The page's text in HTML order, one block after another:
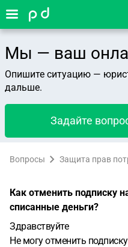
Мы — ваш
Опишите ситуацию —
дальше.
Задайте
Вопросы Защита прав
Как отменить подписку
списанные деньги?
Здравствуйте
Не могу отменить